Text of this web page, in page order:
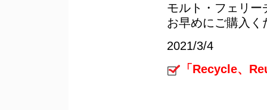
モルト・フェリ
お早めにご購入く
2021/3/4
「Recycle、